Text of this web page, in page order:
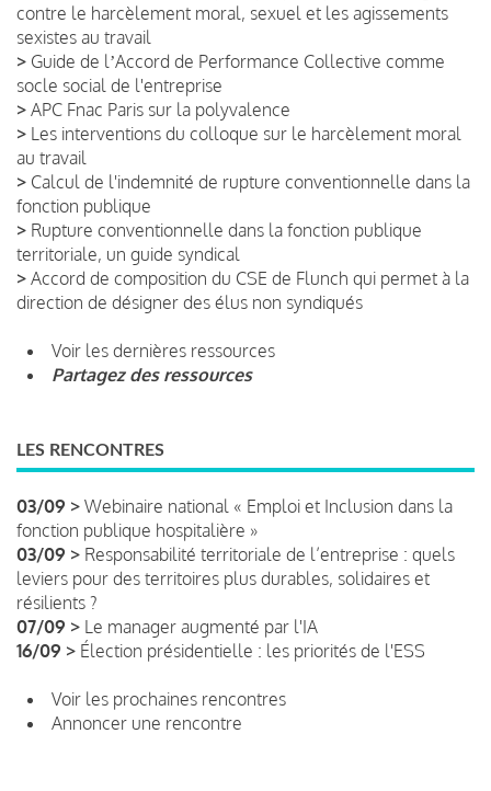
contre le harcèlement moral, sexuel et les agissements
sexistes au travail
> Guide de lʼAccord de Performance Collective comme
socle social de l'entreprise
> APC Fnac Paris sur la polyvalence
> Les interventions du colloque sur le harcèlement moral
au travail
> Calcul de l'indemnité de rupture conventionnelle dans la
fonction publique
> Rupture conventionnelle dans la fonction publique
territoriale, un guide syndical
> Accord de composition du CSE de Flunch qui permet à la
direction de désigner des élus non syndiqués
Voir les dernières ressources
Partagez des ressources
LES RENCONTRES
03/09 > Webinaire national « Emploi et Inclusion dans la
fonction publique hospitalière »
03/09 > Responsabilité territoriale de l’entreprise : quels
leviers pour des territoires plus durables, solidaires et
résilients ?
07/09 > Le manager augmenté par l'IA
16/09 > Élection présidentielle : les priorités de l'ESS
Voir les prochaines rencontres
Annoncer une rencontre